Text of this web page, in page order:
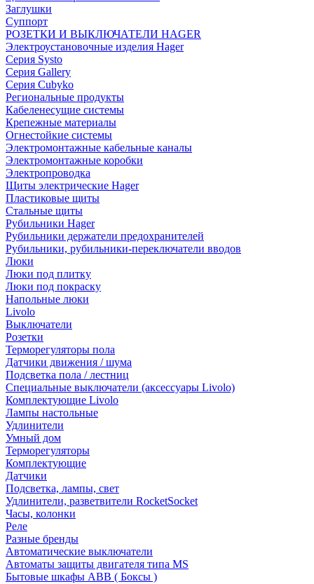
Заглушки
Суппорт
РОЗЕТКИ И ВЫКЛЮЧАТЕЛИ HAGER
Электроустановочные изделия Hager
Серия Systo
Серия Gallery
Серия Cubyko
Региональные продукты
Кабеленесущие системы
Крепежные материалы
Огнестойкие системы
Электромонтажные кабельные каналы
Электромонтажные коробки
Электропроводка
Щиты электрические Hager
Пластиковые щиты
Стальные щиты
Рубильники Hager
Рубильники держатели предохранителей
Рубильники, рубильники-переключатели вводов
Люки
Люки под плитку
Люки под покраску
Напольные люки
Livolo
Выключатели
Розетки
Терморегуляторы пола
Датчики движения / шума
Подсветка пола / лестниц
Специальные выключатели (аксессуары Livolo)
Комплектующие Livolo
Лампы настольные
Удлинители
Умный дом
Терморегуляторы
Комплектующие
Датчики
Подсветка, лампы, свет
Удлинители, разветвители RocketSocket
Часы, колонки
Реле
Разные бренды
Автоматические выключатели
Автоматы защиты двигателя типа MS
Бытовые шкафы ABB ( Боксы )